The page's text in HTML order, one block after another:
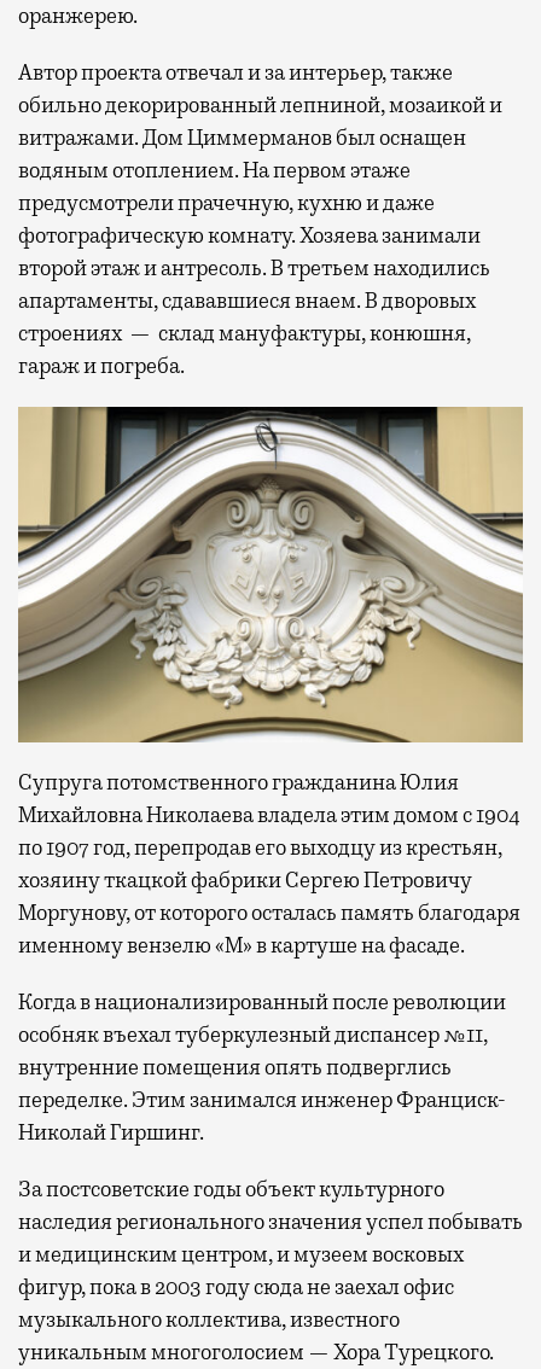
оранжерею.
Автор проекта отвечал и за интерьер, также
обильно декорированный лепниной, мозаикой и
витражами. Дом Циммерманов был оснащен
водяным отоплением. На первом этаже
предусмотрели прачечную, кухню и даже
фотографическую комнату. Хозяева занимали
второй этаж и антресоль. В третьем находились
апартаменты, сдававшиеся внаем. В дворовых
строениях — склад мануфактуры, конюшня,
гараж и погреба.
Супруга потомственного гражданина Юлия
Михайловна Николаева владела этим домом с 1904
по 1907 год, перепродав его выходцу из крестьян,
хозяину ткацкой фабрики Сергею Петровичу
Моргунову, от которого осталась память благодаря
именному вензелю «М» в картуше на фасаде.
Когда в национализированный после революции
особняк въехал туберкулезный диспансер №11,
внутренние помещения опять подверглись
переделке. Этим занимался инженер Франциск-
Николай Гиршинг.
За постсоветские годы объект культурного
наследия регионального значения успел побывать
и медицинским центром, и музеем восковых
фигур, пока в 2003 году сюда не заехал офис
музыкального коллектива, известного
уникальным многоголосием — Хора Турецкого.